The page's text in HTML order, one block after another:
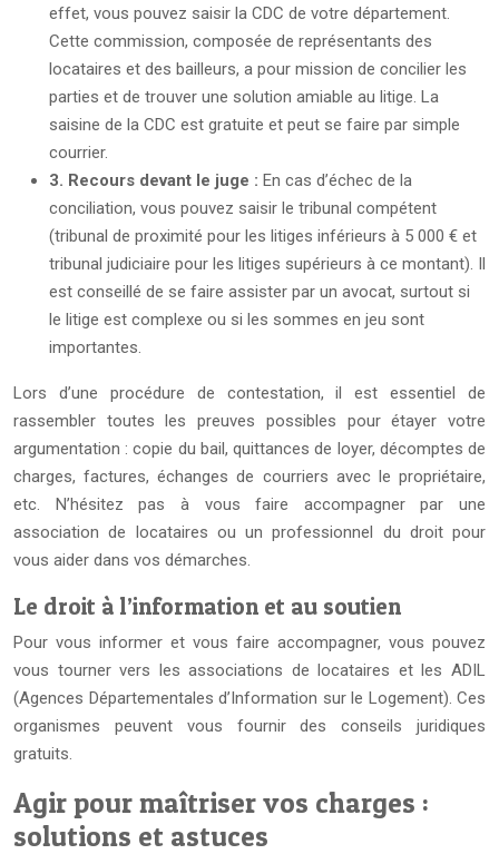
effet, vous pouvez saisir la CDC de votre département.
Cette commission, composée de représentants des
locataires et des bailleurs, a pour mission de concilier les
parties et de trouver une solution amiable au litige. La
saisine de la CDC est gratuite et peut se faire par simple
courrier.
3. Recours devant le juge : En cas d’échec de la
conciliation, vous pouvez saisir le tribunal compétent
(tribunal de proximité pour les litiges inférieurs à 5 000 € et
tribunal judiciaire pour les litiges supérieurs à ce montant). Il
est conseillé de se faire assister par un avocat, surtout si
le litige est complexe ou si les sommes en jeu sont
importantes.
Lors d’une procédure de contestation, il est essentiel de
rassembler toutes les preuves possibles pour étayer votre
argumentation : copie du bail, quittances de loyer, décomptes de
charges, factures, échanges de courriers avec le propriétaire,
etc. N’hésitez pas à vous faire accompagner par une
association de locataires ou un professionnel du droit pour
vous aider dans vos démarches.
Le droit à l’information et au soutien
Pour vous informer et vous faire accompagner, vous pouvez
vous tourner vers les associations de locataires et les ADIL
(Agences Départementales d’Information sur le Logement). Ces
organismes peuvent vous fournir des conseils juridiques
gratuits.
Agir pour maîtriser vos charges :
solutions et astuces